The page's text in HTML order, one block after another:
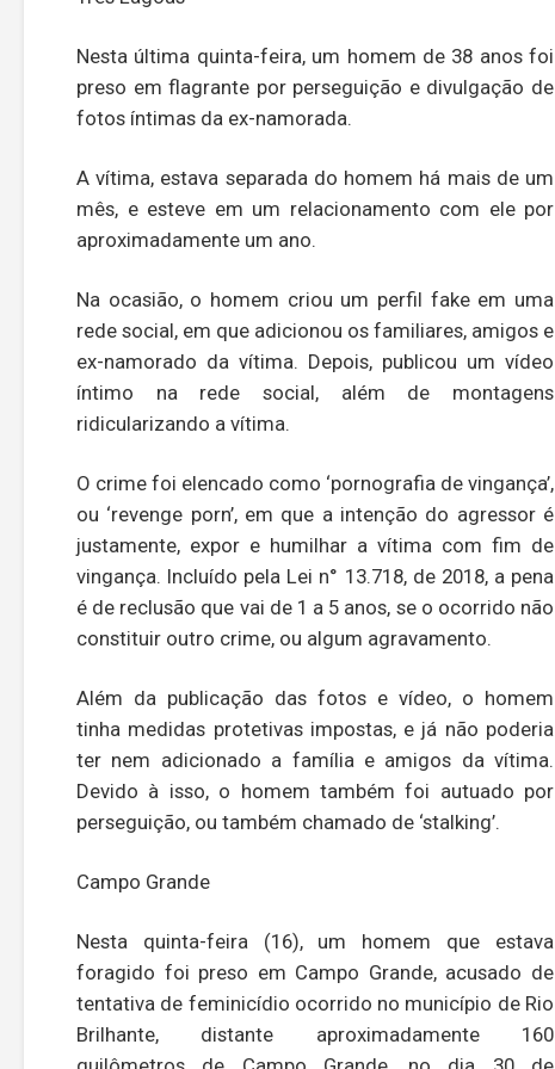
Nesta última quinta-feira, um homem de 38 anos foi
preso em flagrante por perseguição e divulgação de
fotos íntimas da ex-namorada.
A vítima, estava separada do homem há mais de um
mês, e esteve em um relacionamento com ele por
aproximadamente um ano.
Na ocasião, o homem criou um perfil fake em uma
rede social, em que adicionou os familiares, amigos e
ex-namorado da vítima. Depois, publicou um vídeo
íntimo na rede social, além de montagens
ridicularizando a vítima.
O crime foi elencado como ‘pornografia de vingança’,
ou ‘revenge porn’, em que a intenção do agressor é
justamente, expor e humilhar a vítima com fim de
vingança. Incluído pela Lei n° 13.718, de 2018, a pena
é de reclusão que vai de 1 a 5 anos, se o ocorrido não
constituir outro crime, ou algum agravamento.
Além da publicação das fotos e vídeo, o homem
tinha medidas protetivas impostas, e já não poderia
ter nem adicionado a família e amigos da vítima.
Devido à isso, o homem também foi autuado por
perseguição, ou também chamado de ‘stalking’.
Campo Grande
Nesta quinta-feira (16), um homem que estava
foragido foi preso em Campo Grande, acusado de
tentativa de feminicídio ocorrido no município de Rio
Brilhante, distante aproximadamente 160